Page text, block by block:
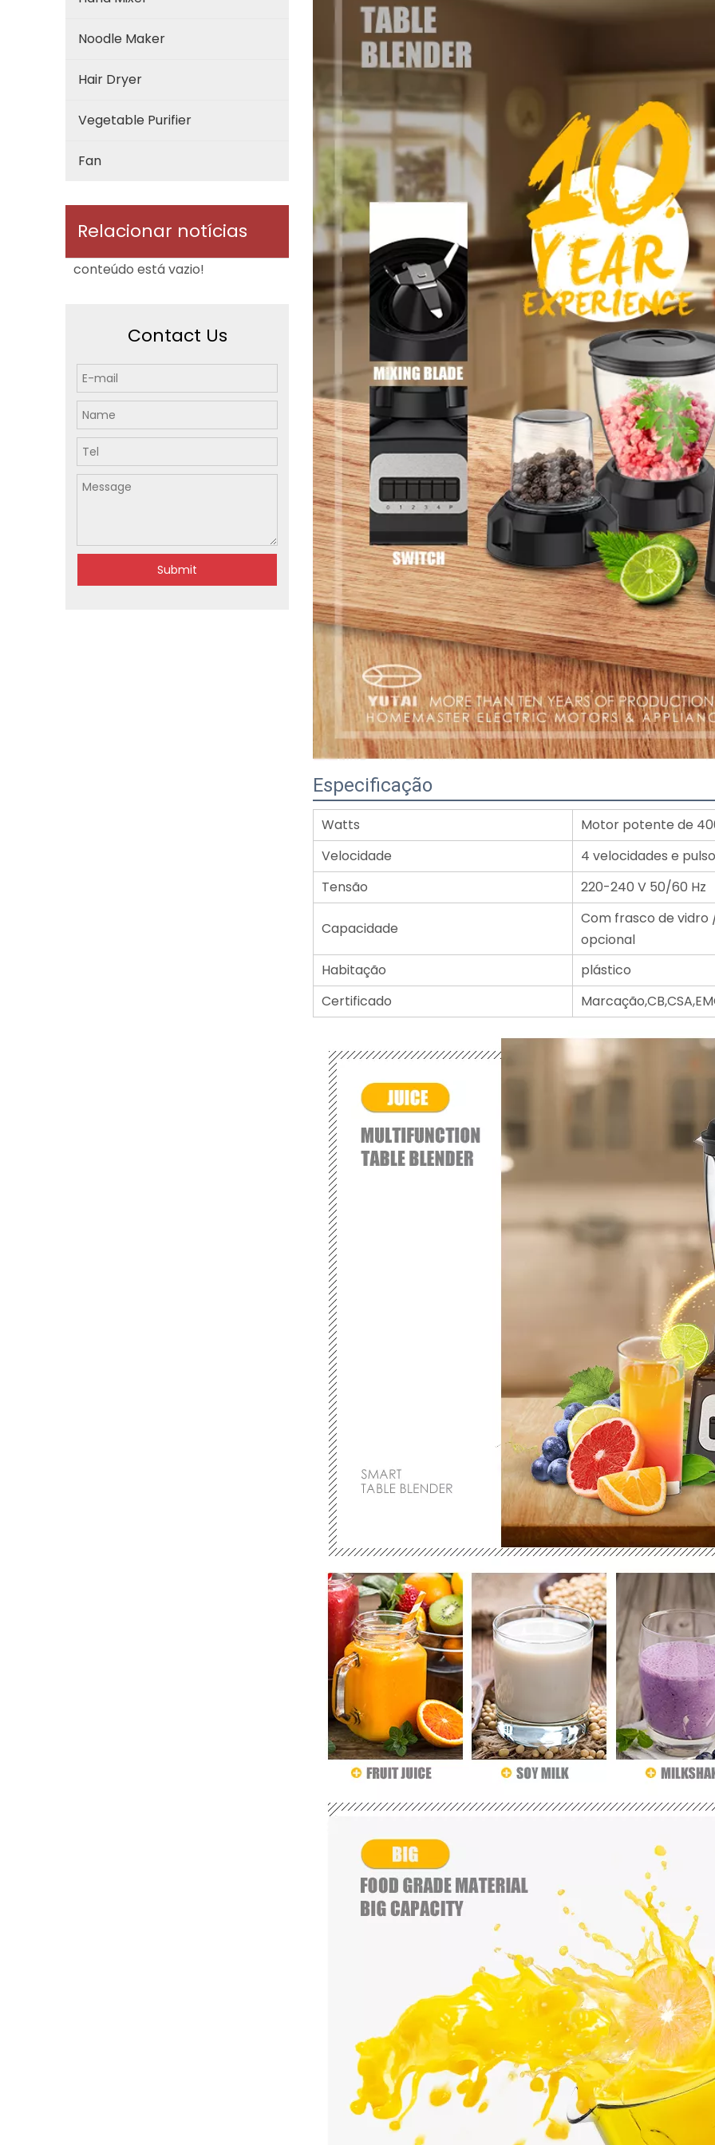
Noodle Maker
Hair Dryer
Vegetable Purifier
Fan
Relacionar notícias
conteúdo está vazio!
Contact Us
Submit
Especificação
Watts
Motor potente de
Velocidade
4 velocidades e pulso
Tensão
220-240 V 50/60 Hz
Capacidade
Com frasco de vidro
opcional
Habitação
plástico
Certificado